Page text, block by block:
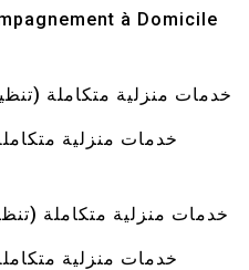
à Domicile
خدمات منزلية متكاملة
خدمات منزلية
خدمات منزلية متكاملة
خدمات منزلية